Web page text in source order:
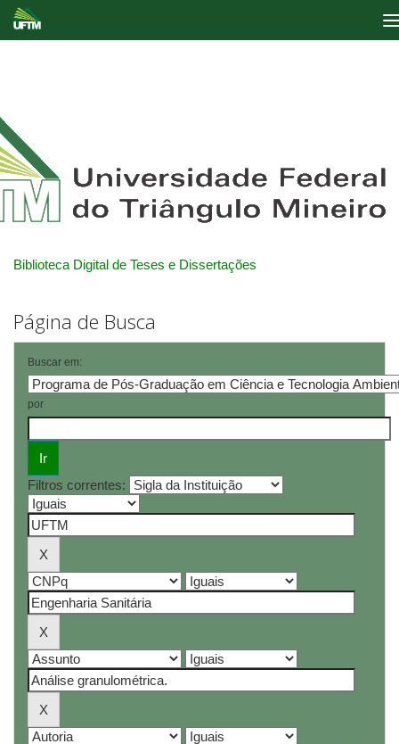
Biblioteca Digital de Teses e Dissertações
Página de Busca
Buscar em:
por
Filtros correntes: